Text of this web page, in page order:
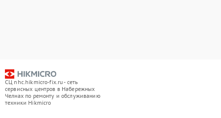
СЦ nhc.hikmicro-fix.ru - сеть
сервисных центров в Набережных
Челнах по ремонту и обслуживанию
техники Hikmicro